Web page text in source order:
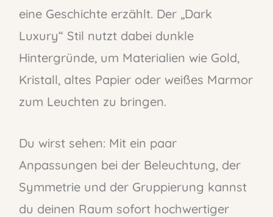
eine Geschichte erzählt. Der „Dark
Luxury“ Stil nutzt dabei dunkle
Hintergründe, um Materialien wie Gold,
Kristall, altes Papier oder weißes Marmor
zum Leuchten zu bringen.
Du wirst sehen: Mit ein paar
Anpassungen bei der Beleuchtung, der
Symmetrie und der Gruppierung kannst
du deinen Raum sofort hochwertiger